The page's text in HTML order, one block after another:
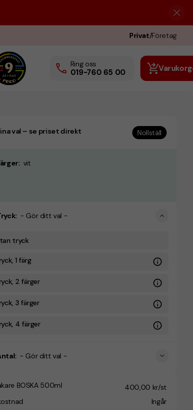
Privat/Företag
Ring oss
019-760 65 00
val – se priset direkt Nollställ
: vit
: - Gör ditt val -
tryck
1 färg
2 färger
3 färger
4 färger
: - Gör ditt val -
BOSKA 500ml
400,00 kr/st
Ingår